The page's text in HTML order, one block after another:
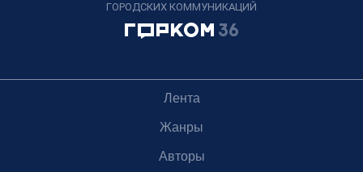
ГОРОДСКИХ КОММУНИКАЦИЙ
Лента
Жанры
Авторы